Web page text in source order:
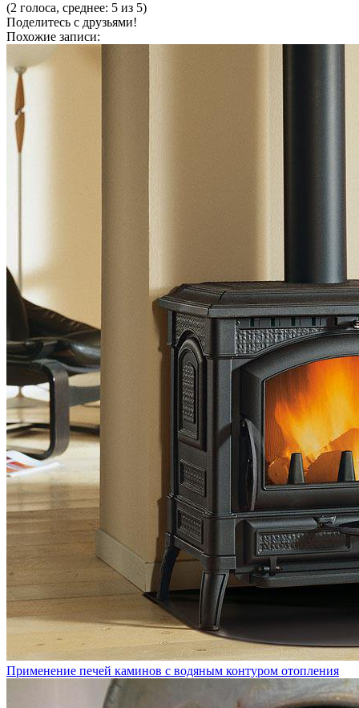
(2 голоса, среднее: 5 из 5)
Поделитесь с друзьями!
Похожие записи:
Применение печей каминов с водяным контуром отопления